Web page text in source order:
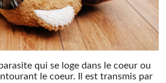
qui se loge dans le coeur ou
le coeur. Il est transmis par